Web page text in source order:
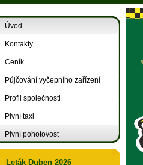
Úvod
Kontakty
Ceník
Půjčování vyčepního zařízení
Profil společnosti
Pivní taxi
Pivní pohotovost
Leták Duben 2026